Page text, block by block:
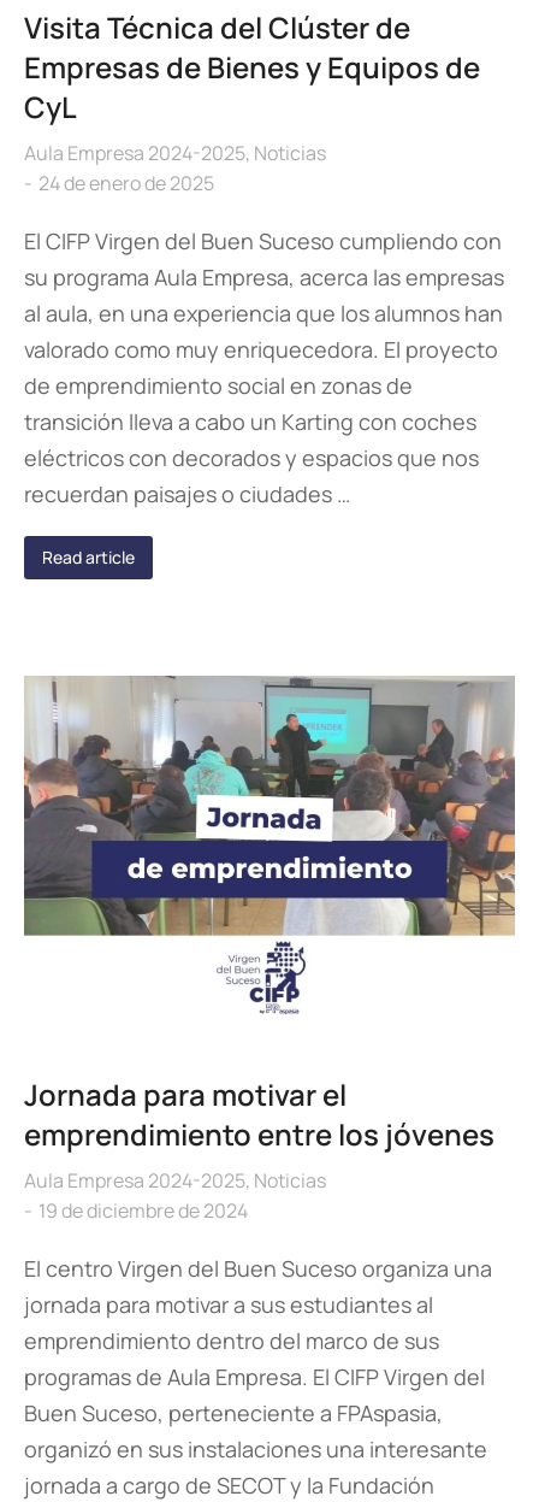
Visita Técnica del Clúster de
Empresas de Bienes y Equipos de
CyL
Aula Empresa 2024-2025, Noticias
24 de enero de 2025
El CIFP Virgen del Buen Suceso cumpliendo con
su programa Aula Empresa, acerca las empresas
al aula, en una experiencia que los alumnos han
valorado como muy enriquecedora. El proyecto
de emprendimiento social en zonas de
transición lleva a cabo un Karting con coches
eléctricos con decorados y espacios que nos
recuerdan paisajes o ciudades …
Read article
Jornada para motivar el
emprendimiento entre los jóvenes
Aula Empresa 2024-2025, Noticias
19 de diciembre de 2024
El centro Virgen del Buen Suceso organiza una
jornada para motivar a sus estudiantes al
emprendimiento dentro del marco de sus
programas de Aula Empresa. El CIFP Virgen del
Buen Suceso, perteneciente a FPAspasia,
organizó en sus instalaciones una interesante
jornada a cargo de SECOT y la Fundación